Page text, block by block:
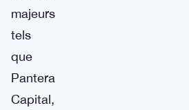
majeurs
tels
que
Pantera
Capital,